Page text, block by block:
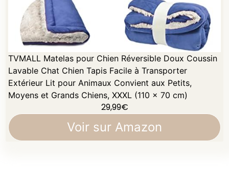
TVMALL Matelas pour Chien Réversible Doux Coussin
Lavable Chat Chien Tapis Facile à Transporter
Extérieur Lit pour Animaux Convient aux Petits,
Moyens et Grands Chiens, XXXL (110 x 70 cm)
29,99€
Voir sur Amazon